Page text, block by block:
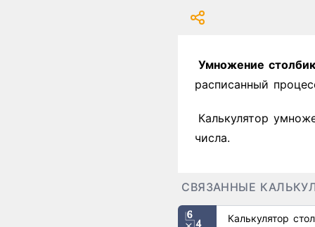
Умножение
расписанный
Калькулятор
числа.
СВЯЗАННЫЕ
Калькулятор